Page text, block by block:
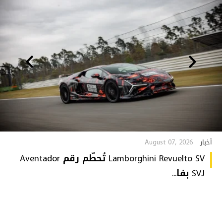
أخبار August 07, 2026
Lamborghini Revuelto SV تُحطّم رقم Aventador
SVJ بفا...